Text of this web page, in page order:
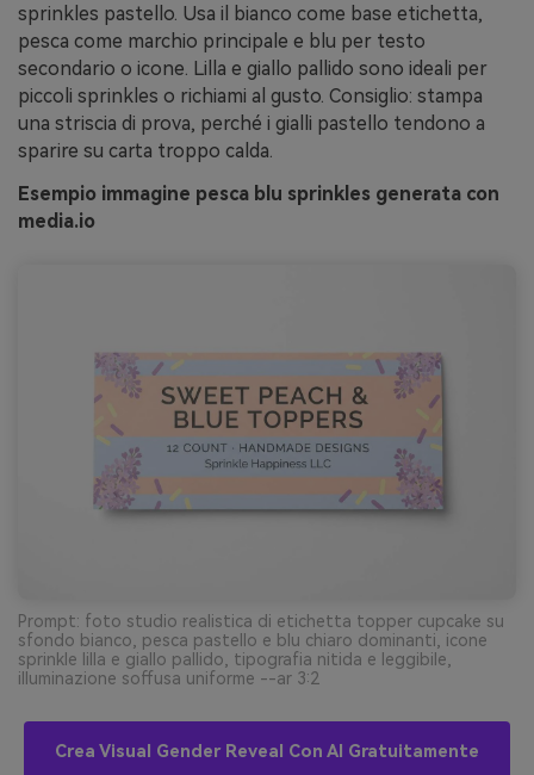
sprinkles pastello. Usa il bianco come base etichetta,
pesca come marchio principale e blu per testo
secondario o icone. Lilla e giallo pallido sono ideali per
piccoli sprinkles o richiami al gusto. Consiglio: stampa
una striscia di prova, perché i gialli pastello tendono a
sparire su carta troppo calda.
Esempio immagine pesca blu sprinkles generata con
media.io
Prompt: foto studio realistica di etichetta topper cupcake su
sfondo bianco, pesca pastello e blu chiaro dominanti, icone
sprinkle lilla e giallo pallido, tipografia nitida e leggibile,
illuminazione soffusa uniforme --ar 3:2
Crea Visual Gender Reveal Con AI Gratuitamente